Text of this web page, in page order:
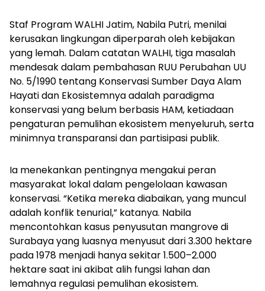
Staf Program WALHI Jatim, Nabila Putri, menilai
kerusakan lingkungan diperparah oleh kebijakan
yang lemah. Dalam catatan WALHI, tiga masalah
mendesak dalam pembahasan RUU Perubahan UU
No. 5/1990 tentang Konservasi Sumber Daya Alam
Hayati dan Ekosistemnya adalah paradigma
konservasi yang belum berbasis HAM, ketiadaan
pengaturan pemulihan ekosistem menyeluruh, serta
minimnya transparansi dan partisipasi publik.
Ia menekankan pentingnya mengakui peran
masyarakat lokal dalam pengelolaan kawasan
konservasi. “Ketika mereka diabaikan, yang muncul
adalah konflik tenurial,” katanya. Nabila
mencontohkan kasus penyusutan mangrove di
Surabaya yang luasnya menyusut dari 3.300 hektare
pada 1978 menjadi hanya sekitar 1.500–2.000
hektare saat ini akibat alih fungsi lahan dan
lemahnya regulasi pemulihan ekosistem.